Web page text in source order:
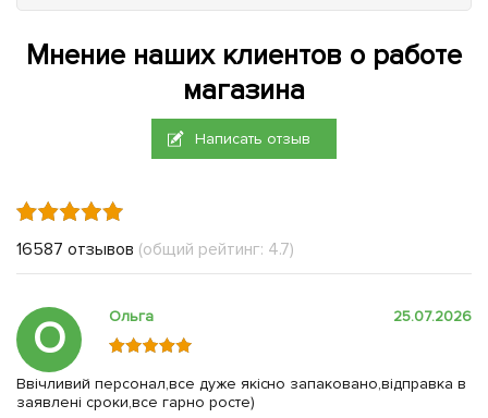
Мнение наших клиентов о работе
магазина
Написать отзыв
16587 отзывов (общий рейтинг: 4.7)
О Ольга 25.07.2026
Ввічливий персонал,все дуже якісно запаковано,відправка в
заявлені сроки,все гарно росте)